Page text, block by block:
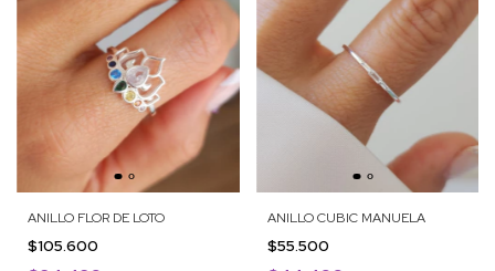
ANILLO FLOR DE LOTO
$105.600
ANILLO CUBIC MANUELA
$55.500